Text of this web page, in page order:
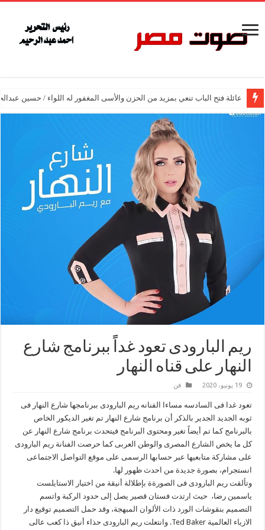
عائلة فتح الباب تنعي بمزيد من الحزن والأسى المغفور له اللواء / حسين
ريم البارودى تعود غداًً ببرنامج شارع
النهار على قناه النهار
19 يونيو، 2020 فن
تعود غدا فى السادسه مساءا الفنانه ريم البارودى ببرنامجها شارع النهار فى
ثوبه الجديد الجدير بالذكر أن برنامج شارع النهار تم تغير الديكور الخاص
بالبرنامج كما تم أيضاً تغير ومحتوى البرنامج فيتحدث برنامج شارع النهار عن
كل ما يخص الشارع المصرى والوطن العربى كما حرصت الفنانة ريم البارودى
على مشاركة متابعيها عبر حسابها الرسمى على موقع التواصل الاجتماعى
انستجرام، بصورة جديدة من احدث ظهور لها.
وتألقت ريم البارودى فى الصورةة بإطلالة أنيقة من اختيار الاستايلست
ياسمين رضا، حيث ارتدت فستان قصير يصل إلى حدود الركبة واتسم
التصميم بنقوشات الورد ذات الألوان المبهجة، وقد حمل التصميم توقيع دار
الازياء العالمية Ted Baker. وانتعلت ريم البارودى حذاء أنيق ذا كعب عالى